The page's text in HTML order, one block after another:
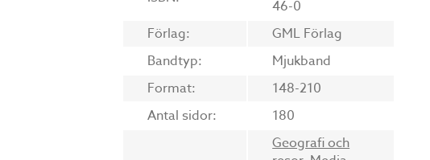
46-0
Förlag:
GML Förlag
Bandtyp:
Mjukband
Format:
148-210
Antal sidor:
180
Geografi och